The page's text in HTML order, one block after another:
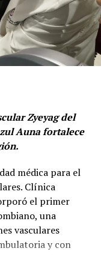
Lopera. Brasil
Unidos en
tecnología,
contribuir a la
un afluente que
enfrenta
es el
una
soluciones a
Zyeyag del
Auna fortalece
médica para el
Clínica
el primer
una
vasculares
y con